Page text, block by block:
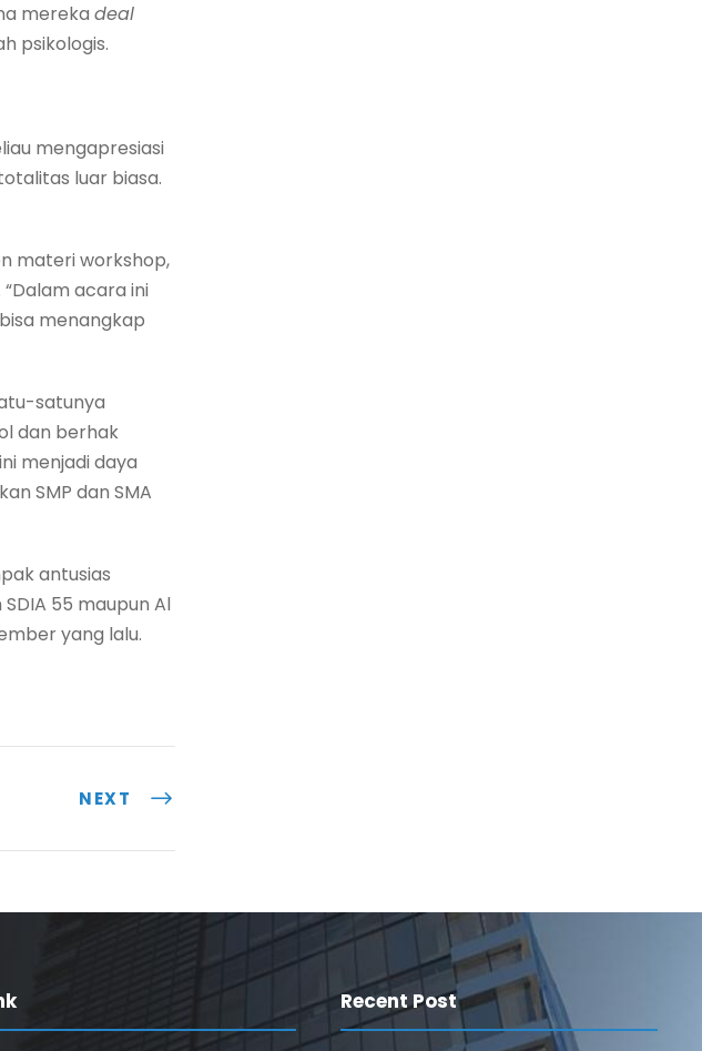
mereka deal
psikologis.
mengapresiasi
luar biasa.
materi workshop,
acara ini
menangkap
satunya
dan berhak
menjadi daya
SMP dan SMA
antusias
55 maupun Al
yang lalu.
NEXT
Recent Post